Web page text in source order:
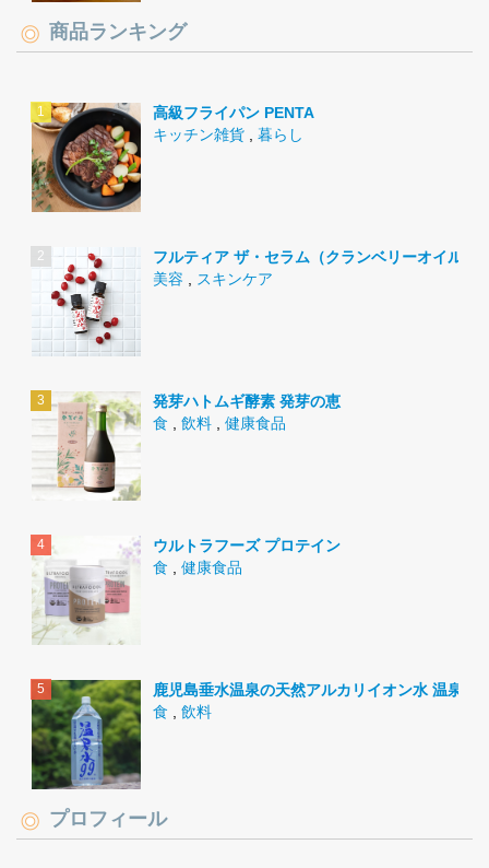
商品ランキング
高級フライパン PENTA
キッチン雑貨
暮らし
フルティア ザ・セラム（クランベリーオイル）
美容
スキンケア
発芽ハトムギ酵素 発芽の恵
食
飲料 健康食品
ウルトラフーズ プロテイン
食
健康食品
鹿児島垂水温泉の天然アルカリイオン水 温泉水
食
飲料
プロフィール